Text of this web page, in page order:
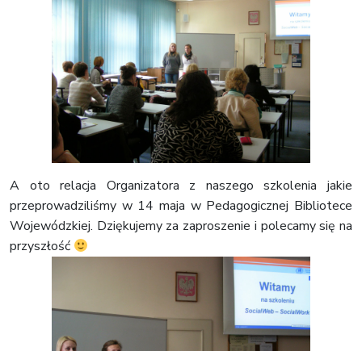
A oto relacja Organizatora z naszego szkolenia jakie
przeprowadziliśmy w 14 maja w Pedagogicznej Bibliotece
Wojewódzkiej. Dziękujemy za zaproszenie i polecamy się na
przyszłość